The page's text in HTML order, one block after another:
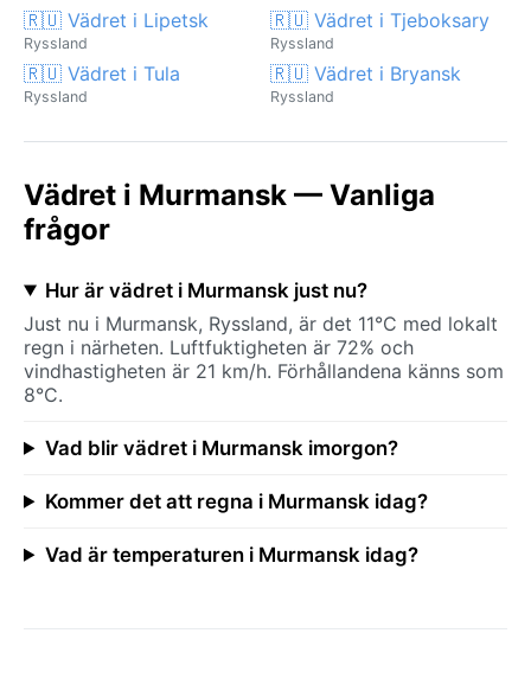
🇷🇺 Vädret i Lipetsk
Ryssland
🇷🇺 Vädret i Tjeboksary
Ryssland
🇷🇺 Vädret i Tula
Ryssland
🇷🇺 Vädret i Bryansk
Ryssland
Vädret i Murmansk — Vanliga
frågor
Hur är vädret i Murmansk just nu?
Just nu i Murmansk, Ryssland, är det 11°C med lokalt
regn i närheten. Luftfuktigheten är 72% och
vindhastigheten är 21 km/h. Förhållandena känns som
8°C.
Vad blir vädret i Murmansk imorgon?
Kommer det att regna i Murmansk idag?
Vad är temperaturen i Murmansk idag?